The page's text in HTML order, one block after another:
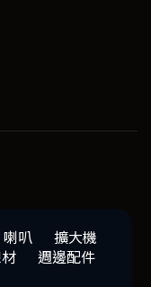
喇叭
擴大機
週邊配件